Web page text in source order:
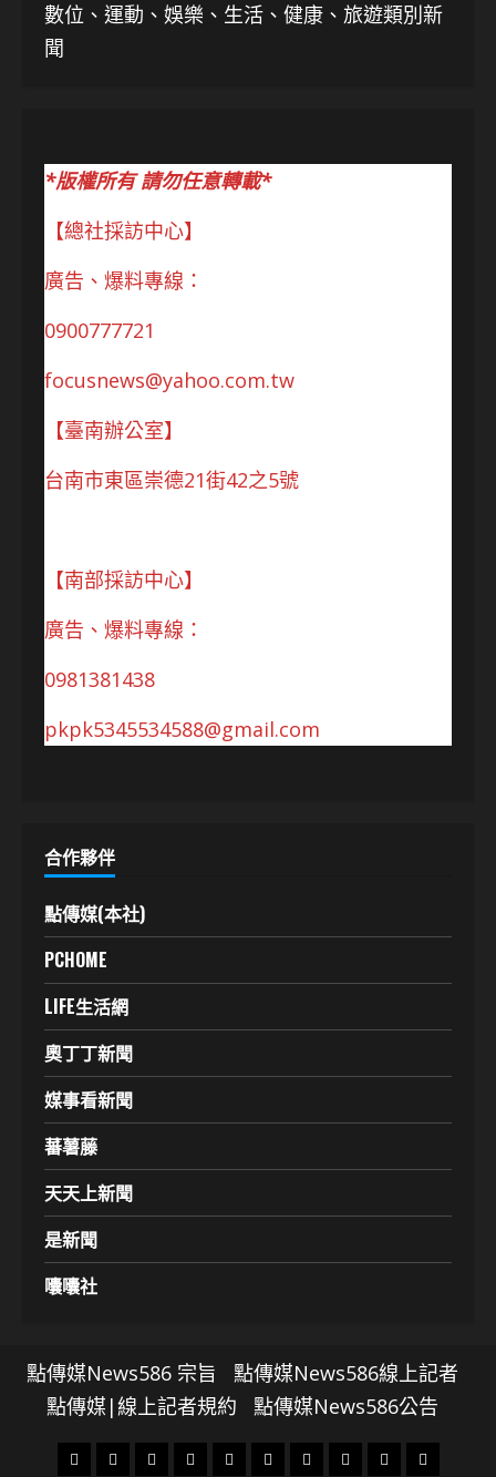
數位、運動、娛樂、生活、健康、旅遊類別新
聞
*版權所有 請勿任意轉載*
【總社採訪中心】
廣告、爆料專線：
0900777721
focusnews@yahoo.com.tw
【臺南辦公室】
台南市東區崇德21街42之5號
【南部採訪中心】
廣告、爆料專線：
0981381438
pkpk5345534588@gmail.com
合作夥伴
點傳媒(本社)
PCHOME
LIFE生活網
奧丁丁新聞
媒事看新聞
蕃薯藤
天天上新聞
是新聞
囔囔社
點傳媒News586 宗旨
點傳媒News586線上記者
點傳媒|線上記者規約
點傳媒News586公告
頭 財 地 文 專 娛 政 國 運 生